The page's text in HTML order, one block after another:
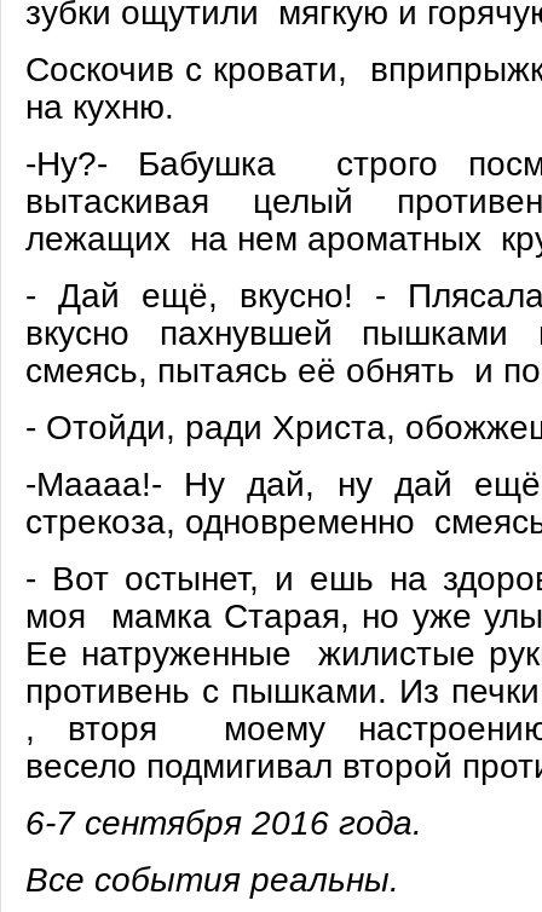
зубки ощутили мягкую и
Соскочив с кровати,
на кухню.
-Ну?- Бабушка строго
вытаскивая целый
лежащих на нем ароматных
- Дай ещё, вкусно! -
вкусно пахнувшей
смеясь, пытаясь её обнять и
- Отойди, ради Христа,
-Маааа!- Ну дай, ну дай
стрекоза, одновременно
- Вот остынет, и ешь на
моя мамка Старая, но уже
Ее натруженные жилистые
противень с пышками. Из
, вторя моему
весело подмигивал второй
6-7 сентября 2016 года.
Все события реальны.